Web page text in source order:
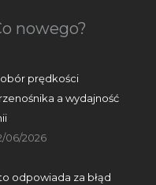
nowego?
prędkości
a wydajność
06/2026
odpowiada za błąd